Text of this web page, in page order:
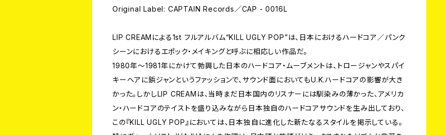
Original Label: CAPTAIN Records／CAP - 0016L
LIP CREAMによる1st フルアルバム“KILL UGLY POP”は、日本におけるハードコア／パンク
シーンにおけるエポック・メイキングと呼ぶに相応しい作品だ。
1980年～1981年にかけて勃興した日本のハードコア・ムーブメントは、トロージャンやスパイ
キーヘアに鋲ジャンというファッションで、サウンド面においてもU.K.ハードコアの影響が大き
かった。しかしLIP CREAMは、当時まだ日本国内のリスナーには馴染みの薄かった、アメリカ
ン・ハードコアのテイストを盛り込みながら日本独自のハードコアサウンドを生み出しており、
この『KILL UGLY POP』においては、日本独自に進化した新たなるスタイルを掲示している。